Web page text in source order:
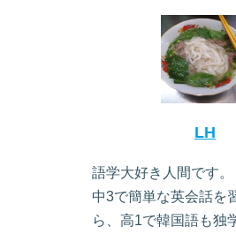
LH
語学大好き人間です。
中3で簡単な英会話を
ら、高1で韓国語も独